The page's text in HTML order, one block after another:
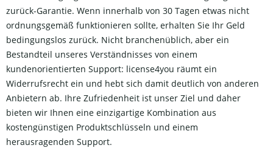
zurück-Garantie. Wenn innerhalb von 30 Tagen etwas nicht
ordnungsgemäß funktionieren sollte, erhalten Sie Ihr Geld
bedingungslos zurück. Nicht branchenüblich, aber ein
Bestandteil unseres Verständnisses von einem
kundenorientierten Support: license4you räumt ein
Widerrufsrecht ein und hebt sich damit deutlich von anderen
Anbietern ab. Ihre Zufriedenheit ist unser Ziel und daher
bieten wir Ihnen eine einzigartige Kombination aus
kostengünstigen Produktschlüsseln und einem
herausragenden Support.